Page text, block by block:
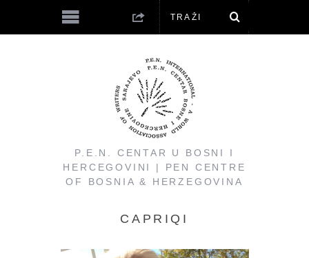
P.E.N. CENTAR U BOSNI I
HERCEGOVINI | PEN CENTRE
OF BOSNIA & HERZEGOVINA
CAPRIQI